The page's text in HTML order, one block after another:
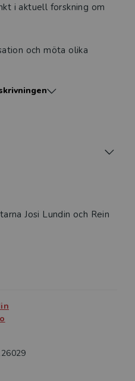
i aktuell forskning om
och möta olika
team? Vilka är
leda en grupp på
grupper?
för att locka fram
Josi Lundin och Rein